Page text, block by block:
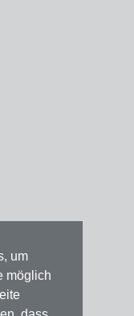
um
möglich